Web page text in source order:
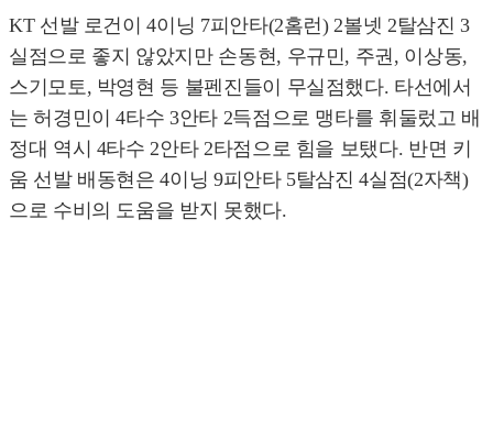
KT 선발 로건이 4이닝 7피안타(2홈런) 2볼넷 2탈삼진 3
실점으로 좋지 않았지만 손동현, 우규민, 주권, 이상동,
스기모토, 박영현 등 불펜진들이 무실점했다. 타선에서
는 허경민이 4타수 3안타 2득점으로 맹타를 휘둘렀고 배
정대 역시 4타수 2안타 2타점으로 힘을 보탰다. 반면 키
움 선발 배동현은 4이닝 9피안타 5탈삼진 4실점(2자책)
으로 수비의 도움을 받지 못했다.